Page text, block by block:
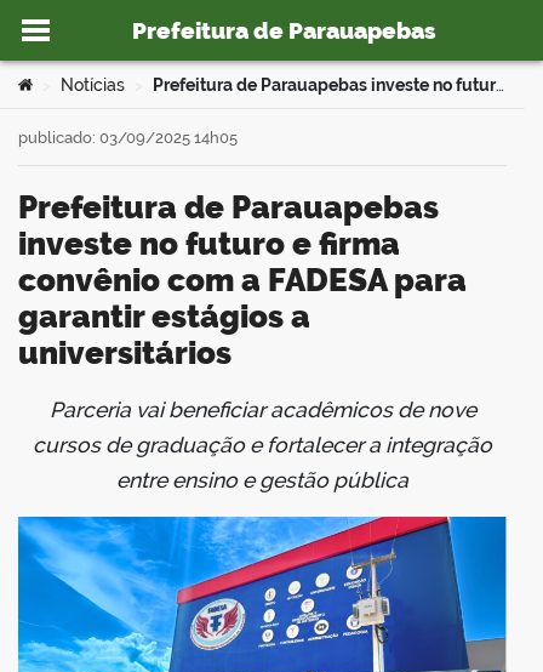
Ir para o conteúdo
Prefeitura de Parauapebas
portal
Você está aqui:
Notícias Prefeitura de Parauapebas investe no futuro e firma convênio com a FADESA para garantir estágios a universitários
Prefeitura de Parauapebas
investe no futuro e firma
convênio com a FADESA para
garantir estágios a
universitários
publicado: 03/09/2025 14h05
Parceria vai beneficiar acadêmicos de nove
cursos de graduação e fortalecer a integração
entre ensino e gestão pública